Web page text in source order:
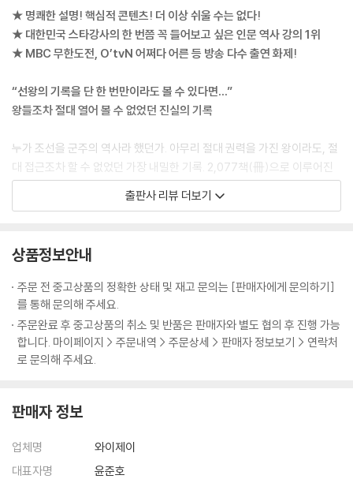
【 제16대 인조 】
무릎 꿇은 호랑이. 오랑캐에게 사죄한 임금·321
- 인조 맏아들 소현세자, 의문의 죽음 속 진실은?
와신상담 호랑이. 북벌로 아버지의 치욕을 씻으려 했던 임금·337
- 청룡언월도를 휘두르며 북벌을 꿈꾸다
- 제주도에 표류한 네덜란드인을 붙잡은 조선의 사정
- 의복을 둘러싼 정치적 갈등에 휘말린 현종
【 제19대 숙종 】
금수저 호랑이. 장자 프리미엄의 끝판왕·359
- 소년 군주 숙종, 정치 9단 송시열을 누르다
- 3차례의 환국으로 숙종이 얻은 왕권강화
병약한 호랑이. 장희빈의 아들로 태어난 비운의 임금·379
- 힘이 없는 임금의 험난한 왕위 지키기
이라 하여 아침에 공부하였고, 점심시간에는 주강(晝講)을, 저녁시간엔
석강(夕講)을 했습니다. 이렇게 의무적으로 2시간씩 하루에 총 6시간을
신하들과 공부를 한 겁니다.
그리고 문안 인사 이후 개인 시간에도 일을 해야 합니다. 관리들의 이야기
를 들어야 하기 때문이죠. 아래로는 선비부터 위로는 재상까지 그들의 상
으로 배치합니다. 상소문에는 비판적인 내용이 있었기 때문에 상소문을 읽
는다는 것은 오늘날로 따지면 인터넷에 달린 악플(악성댓글)을 읽는 것과
비슷하다고 볼 수 있어요. 한번 생각해보세요, 자신이 쓴 글에 달린 악플을
줄줄이 읽으면 잠이 잘 올까요? 정말 죽을 맛이겠지요. 이처럼 조선시대 왕
들을 쥐 잡듯이 잡아서 성군으로 만들겠다는 게 바로 정도전의 전략이라고
---「제1대 태조」중에서
황희는 ‘노쇠하고 질병이 있다’는 이유로 끈질기게 사직을 요청합니다. 하
지만 세종 역시 줄기차게 이를 거절하지요. 결국 세종의 재임기간이 32년
인데, 황희는 그중 18년을 영의정으로 재직하며 울며 겨자 먹기로 일을 합
니다. 황희가 힘들어할 때마다 세종은 다음과 같이 말하며 그를 어르고 달
랩니다.
“경의 나이가 아직 극쇠에 미치지 않았고, 병 또한 깊은 데 이르지 않은즉,
히 의약의 치료를 가해야 할 것이요, 설사 상투적인 허식(虛飾)은 아니라
할지라도, 어찌 상규(常規)에 구애로 직임을 사퇴하리오.”
★ 명쾌한 설명! 핵심적 콘텐츠! 더 이상 쉬울 수는 없다!
★ 대한민국 스타강사의 한 번쯤 꼭 들어보고 싶은 인문 역사 강의 1위
★ MBC 무한도전, O’tvN 어쩌다 어른 등 방송 다수 출연 화제!
“선왕의 기록을 단 한 번만이라도 볼 수 있다면…”
왕들조차 절대 열어 볼 수 없었던 진실의 기록
누가 조선을 군주의 역사라 했던가. 아무리 절대 권력을 가진 왕이라도, 절
대 접근조차 할 수 없었던 가장 내밀한 기록. 2,077책(冊)으로 이루어진
이 방대한 기록물은 세계적인 가치를 인정받아 현재 유네스코 세계기록유
의 정치, 경제, 문화 등 사회 전반에 관한 고민을 고스란히 담고 있기 때문
이다. 실제로 조선왕조실록에는 그 당시 왕과 신하들의 목소리가 그대로
인용된다. 사관의 날카로운 평가도 존재한다. 따라서 실록을 읽는다는 것
은 조선시대의 적나라한 민낯을 보는 것과 같다. 그리고 그 민낯은 오늘날
의 대한민국과 어쩐지 많이 닮아있다.
핵심적인 주요 사건들을 풀어쓴 책이다. 설민석 특유의 흡입력 있는 간결
함과 재치 있는 말투를 구어체 그대로 책에다 담았다. 중간에 갑자기 등장
출판사 리뷰 더보기
상품정보안내
주문 전 중고상품의 정확한 상태 및 재고 문의는 [판매자에게 문의하기]
를 통해 문의해 주세요.
주문완료 후 중고상품의 취소 및 반품은 판매자와 별도 협의 후 진행 가능
합니다. 마이페이지 > 주문내역 > 주문상세 > 판매자 정보보기 > 연락처
로 문의해 주세요.
판매자 정보
업체명
와이제이
대표자명
윤준호